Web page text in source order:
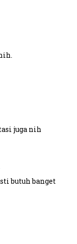
juga nih
butuh banget